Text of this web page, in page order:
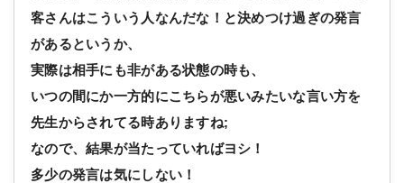
客さんはこういう人なんだな！と決めつけ過ぎの発言
があるというか、
実際は相手にも非がある状態の時も、
いつの間にか一方的にこちらが悪いみたいな言い方を
先生からされてる時ありますね;
なので、結果が当たっていればヨシ！
多少の発言は気にしない！